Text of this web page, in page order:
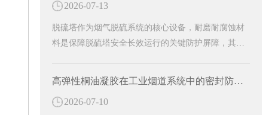
2026-07-13
脱硫塔作为烟气脱硫系统的核心设备，耐磨耐腐蚀材
料是保障脱硫塔安全长效运行的关键防护屏障，其在
磨、结构适配与运维降本等多个方面。
高弹性桐油凝胶在工业烟道系统中的密封防腐研究
2026-07-10